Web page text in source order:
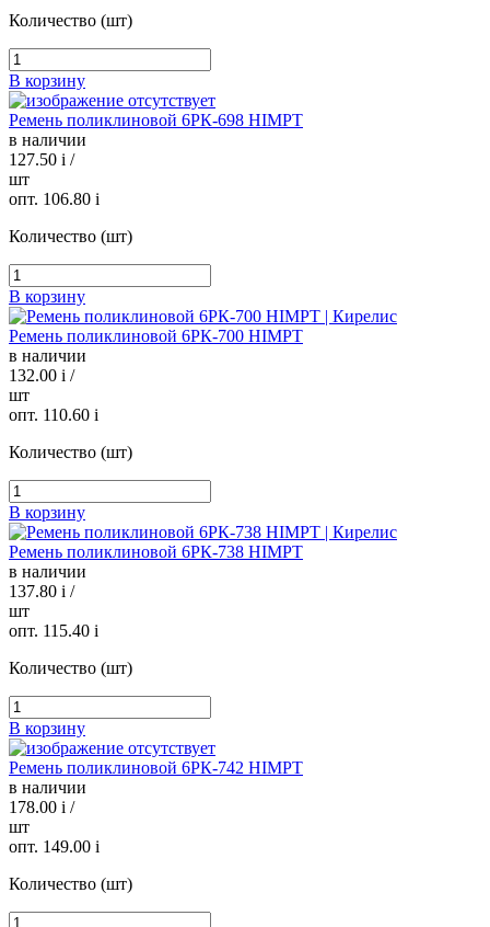
Количество (шт)
В корзину
Ремень поликлиновой 6РК-698 HIMPT
в наличии
127.50 i /
шт
опт. 106.80 i
Количество (шт)
В корзину
Ремень поликлиновой 6РК-700 HIMPT
в наличии
132.00 i /
шт
опт. 110.60 i
Количество (шт)
В корзину
Ремень поликлиновой 6РК-738 HIMPT
в наличии
137.80 i /
шт
опт. 115.40 i
Количество (шт)
В корзину
Ремень поликлиновой 6РК-742 HIMPT
в наличии
178.00 i /
шт
опт. 149.00 i
Количество (шт)